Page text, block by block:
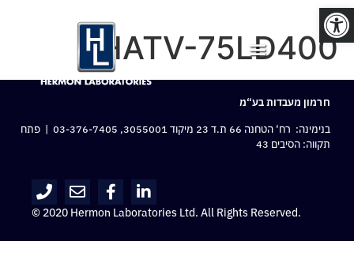
פתח סרגל נגישות
HATV-75LD400
חרמון מעבדות בע“מ
בנימינה: רח‘ הטחנה 66 ת.ד 23 מיקוד 3055001,
03-376-7405 | פתח
תקווה: הסיבים 43
© 2020 Hermon Laboratories Ltd. All Rights Reserved.